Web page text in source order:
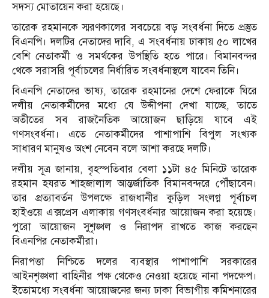
সদস্য মোতায়েন করা হয়েছে।
তারেক রহমানকে স্মরণকালের সবচেয়ে বড় সংবর্ধনা দিতে প্রস্তুত
বিএনপি। দলটির নেতাদের দাবি, এ সংবর্ধনায় ঢাকায় ৫০ লাখের
বেশি নেতাকর্মী ও সমর্থকের উপস্থিতি হতে পারে। বিমানবন্দর
থেকে সরাসরি পূর্বাচলের নির্ধারিত সংবর্ধনাস্থলে যাবেন তিনি।
বিএনপি নেতাদের ভাষ্য, তারেক রহমানের দেশে ফেরাকে ঘিরে
দলীয় নেতাকর্মীদের মধ্যে যে উদ্দীপনা দেখা যাচ্ছে, তাতে
অতীতের সব রাজনৈতিক আয়োজন ছাড়িয়ে যাবে এই
গণসংবর্ধনা। এতে নেতাকর্মীদের পাশাপাশি বিপুল সংখ্যক
সাধারণ মানুষও অংশ নেবেন বলে আশা করছে দলটি।
দলীয় সূত্র জানায়, বৃহস্পতিবার বেলা ১১টা ৪৫ মিনিটে তারেক
রহমান হযরত শাহজালাল আন্তর্জাতিক বিমানবন্দরে পৌঁছাবেন।
তার প্রত্যাবর্তন উপলক্ষে রাজধানীর কুড়িল সংলগ্ন পূর্বাচল
হাইওয়ে এক্সপ্রেস এলাকায় গণসংবর্ধনার আয়োজন করা হয়েছে।
পুরো আয়োজন সুশৃঙ্খল ও নিরাপদ রাখতে কাজ করছেন
বিএনপির নেতাকর্মীরা।
নিরাপত্তা নিশ্চিতে দলের ব্যবস্থার পাশাপাশি সরকারের
আইনশৃঙ্খলা বাহিনীর পক্ষ থেকেও নেওয়া হয়েছে নানা পদক্ষেপ।
ইতোমধ্যে সংবর্ধনা আয়োজনের জন্য ঢাকা বিভাগীয় কমিশনারের